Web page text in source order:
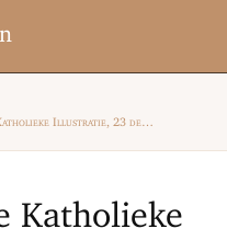
Illustratie, 23 december
Katholieke